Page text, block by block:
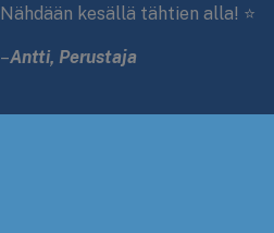
Nähdään kesällä tähtien alla! ⭐
–Antti, Perustaja